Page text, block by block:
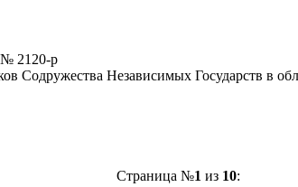
№ 2120-р
Содружества Независимых Государств в
Страница №1 из 10: